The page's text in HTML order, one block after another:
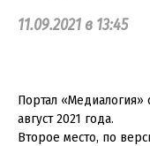
11.09.2021 в 13:45
Портал «Медиалогия»
август 2021 года.
Второе место, по